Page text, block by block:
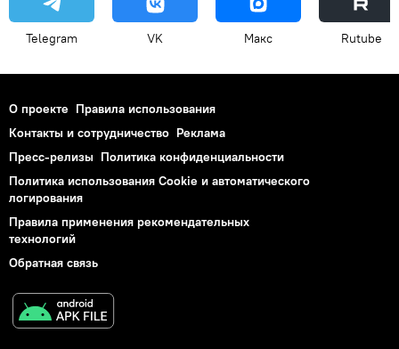
Telegram VK Макс Rutube
О проекте Правила использования
Контакты и сотрудничество Реклама
Пресс-релизы Политика конфиденциальности
Политика использования Cookie и автоматического
логирования
Правила применения рекомендательных
технологий
Обратная связь